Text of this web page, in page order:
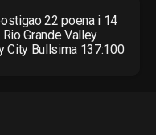
22 poena i 14
Grande Valley
City Bullsima 137:100